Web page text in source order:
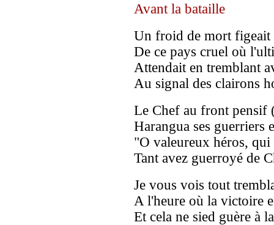
Avant la bataille
Un froid de mort figeait
De ce pays cruel où
Attendait en tremblant
Au signal des clairons
Le Chef au front pensif
Harangua ses guerriers
"O valeureux héros,
Tant avez guerroyé de
Je vous vois tout
A l'heure où la victoire
Et cela ne sied guère à